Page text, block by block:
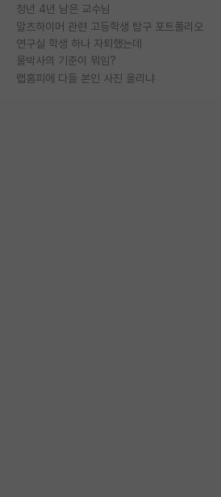
정년 4년 남은 교수님
알츠하이머 관련 고등학생 탐구 포트폴리오
연구실 학생 하나 자퇴했는데
물박사의 기준이 뭐임?
랩홈피에 다들 본인 사진 올리냐